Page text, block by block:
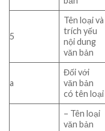
5
Tên loại và
trích yếu
nội dung
văn bản
a
Đối với
văn bản
có tên loại
– Tên loại
văn bản